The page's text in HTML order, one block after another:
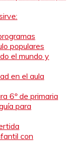
populares
el mundo y
en el aula
6º de primaria
para
con